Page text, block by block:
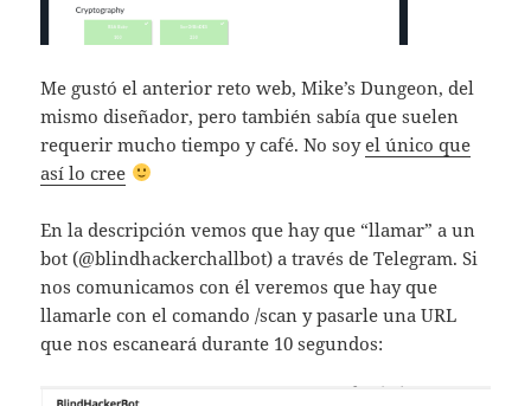
Me gustó el anterior reto web, Mike’s Dungeon, del
mismo diseñador, pero también sabía que suelen
requerir mucho tiempo y café. No soyel único que
así lo cree
En la descripción vemos que hay que “llamar” a un
bot (@blindhackerchallbot) a través de Telegram. Si
nos comunicamos con él veremos que hay que
llamarle con el comando /scan y pasarle una URL
que nos escaneará durante 10 segundos: